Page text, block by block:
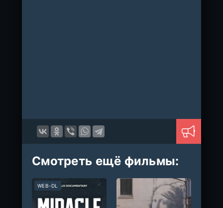
Смотреть ещё фильмы:
WEB-DL